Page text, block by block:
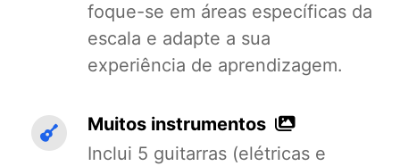
foque-se em áreas específicas da
escala e adapte a sua
experiência de aprendizagem.
Muitos instrumentos
Inclui 5 guitarras (elétricas e